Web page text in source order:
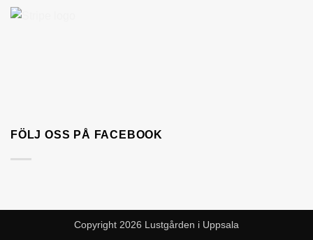
FÖLJ OSS PÅ FACEBOOK
Copyright 2026 Lustgården i Uppsala